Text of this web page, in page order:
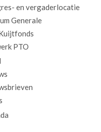
en vergaderlocatie
Generale
PTO